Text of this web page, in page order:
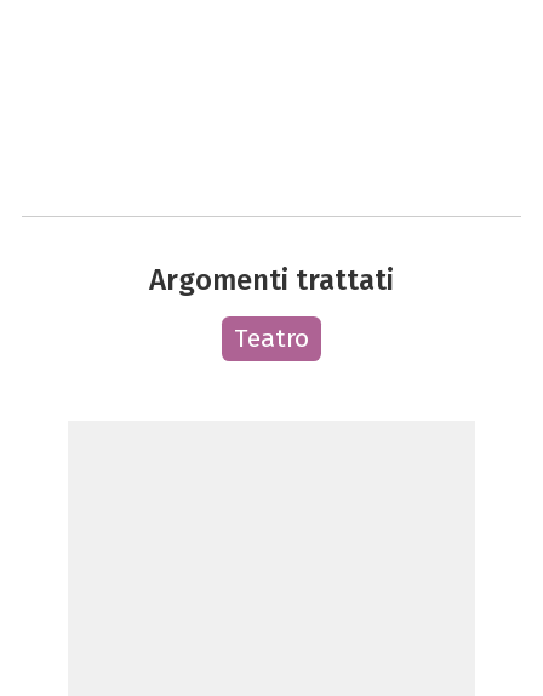
Argomenti trattati
Teatro